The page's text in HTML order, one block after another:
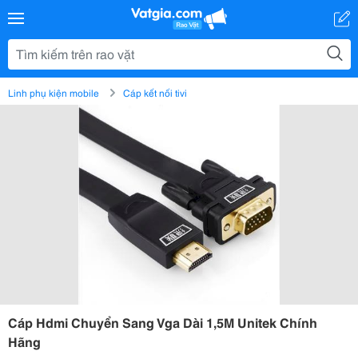
Linh phụ kiện mobile Cáp kết nối tivi
Cáp Hdmi Chuyển Sang Vga Dài 1,5M Unitek Chính
Hãng